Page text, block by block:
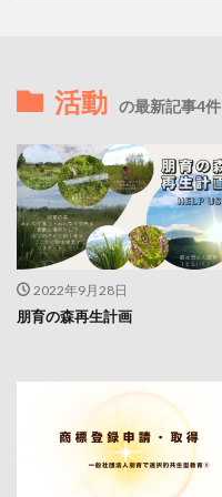
活動 の最新記事4件
2022年9月28日
朋育の森再生計画